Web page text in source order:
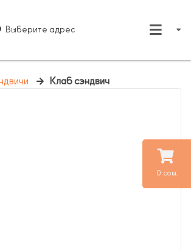
0 сом.
Выберите адрес
Клаб сэндвич